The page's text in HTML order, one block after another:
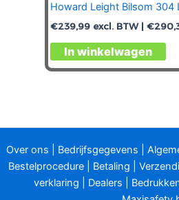
Howard Leight Bilsom 304
€239,99 excl. BTW | €
In winkelwagen
Over ons Bedrijfsgegevens
Bestelprocedure| Betaling
verklaring
Dealers